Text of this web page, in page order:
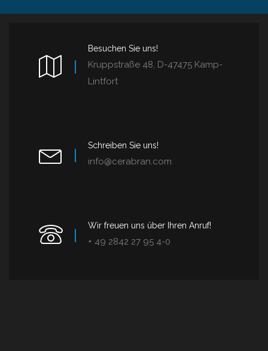
Besuchen Sie uns!
Kruppstraße 48, D-47475 Kamp-
Lintfort
Schreiben Sie uns!
info@cerabran.com
Wir freuen uns über Ihren Anruf!
+ 49 2842 27 95 4-0